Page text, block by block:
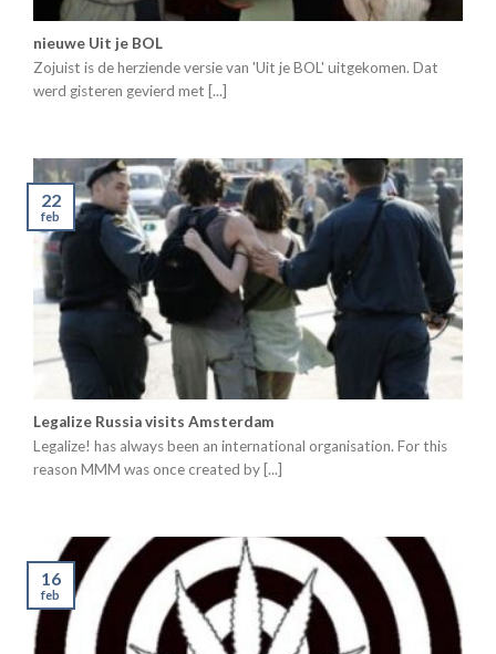
nieuwe Uit je BOL
Zojuist is de herziende versie van 'Uit je BOL' uitgekomen. Dat
werd gisteren gevierd met [...]
Legalize Russia visits Amsterdam
Legalize! has always been an international organisation. For this
reason MMM was once created by [...]
22
feb
16
feb